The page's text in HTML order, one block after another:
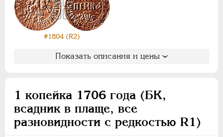
#1804 (R2)
Показать описания и цены
1 копейка 1706 года (БК,
всадник в плаще, все
разновидности с редкостью R1)